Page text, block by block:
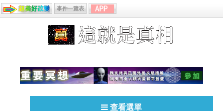
事件一覽表
查看選單